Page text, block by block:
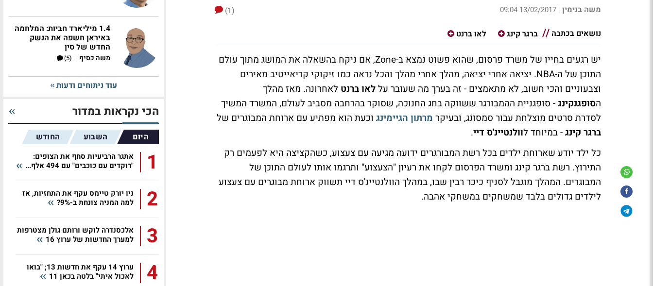
משה בנימין |
13/02/2017 09:04
(1)
נושאים בכתבה
ברגר קינג לאו ברנט
יש רגעים בחייו של משרד פרסום, שהוא פשוט נמצא ב-Zone, אם ניקח בהשאלה את המושג מתוך עולם
התוכן של ה-NBA. יציאה אחרי יציאה, מהלך אחרי מהלך והכל נראה כמו זיקוקי קריאייטיב מאירים
וצבעוניים והכי חשוב, לא מתאמצים - זה בערך מה שעובר עללאו ברנט לאחרונה. מאז מהלך
הסופגנקינג- סופגניית ההמבורגר ששווקה בחג החנוכה, שסוקר בהרחבה מסביב לעולם, המשרד המשיך
לסדרת סרטים מוצלחת עבור סמסונג, ובעיקר מרתון הגיימינג וכעת הוא מפתיע עם ארוחת המבוגרים של
ברגר קינג- במיוחד לוולנטיינ'ס דיי.
כל ילד יודע שארוחת ילדים בכל רשת המבורגרים ידועה מגיעה עם צעצוע, כשהקציצה היא לפעמים רק
התירוץ. רשת ברגר קינג ומשרד הפרסום לקחו את רעיון "הצעצוע" ותרגמו אותו לעולם התוכן של
המבוגרים. המהלך מוגבל לסניף כיכר רבין שבו, במהלך הוולנטיינ'ס דיי תשווק ארוחת מבוגרים עם צעצוע
לילדים גדולים בלבד שמשחקים במשחקי אהבה.
1.4 מיליארד חביות: המלחמה
באיראן חשפה את הנשק
החדש של סין
משה כסיף |
(5)
עוד ניתוחים ודעות
הכי נקראות במדור
היום השבוע החודש
1
אתגר הרביעיות סחף את הצופים:
"רוקדים עם כוכבים" עם 494 אלף...
2
ניו יורק טיימס עקף את התחזיות, אז
למה המניה צונחת ב-9%?
3
אלכסנדרה לוקש ורותם גולן מצטרפות
למערך החדשות של ערוץ 16
4
ערוץ 14 עקף את חדשות 13; "בואו
לאכול איתי" בלטה בכאן 11